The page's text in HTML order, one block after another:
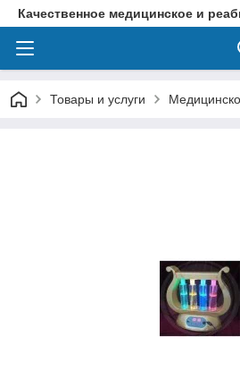
Качественное медицинское и
Товары и услуги